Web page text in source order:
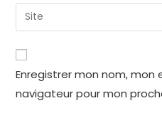
Enregistrer mon nom,
navigateur pour mon